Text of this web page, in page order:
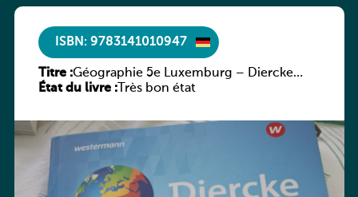
ISBN: 9783141010947
Titre :Géographie 5e Luxemburg – Diercke
Praxis
État du livre :Très bon état